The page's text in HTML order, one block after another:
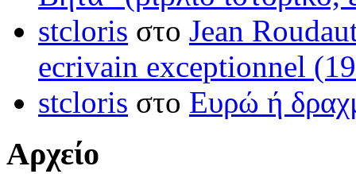
stcloris στο Jean
ecrivain exceptionnel
stcloris στο Ευρώ ή
Αρχείο